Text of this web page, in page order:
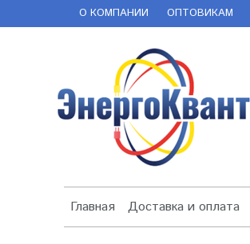
О КОМПАНИИ ОПТОВИКАМ
Главная Доставка и оплата